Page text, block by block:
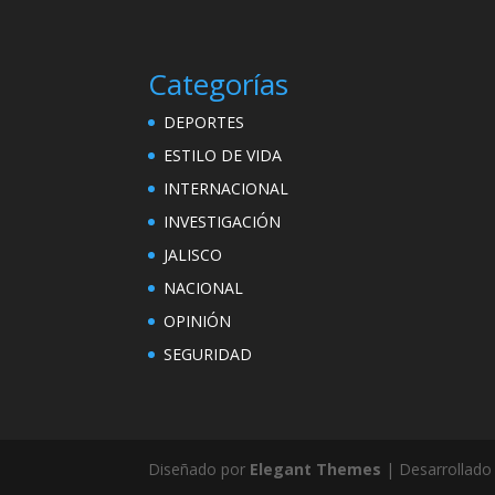
Categorías
DEPORTES
ESTILO DE VIDA
INTERNACIONAL
INVESTIGACIÓN
JALISCO
NACIONAL
OPINIÓN
SEGURIDAD
Diseñado por Elegant Themes |